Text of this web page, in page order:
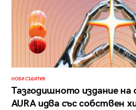
НОВИ СЪБИТИЯ
Тазгодишното издание на
AURA идва със собствен